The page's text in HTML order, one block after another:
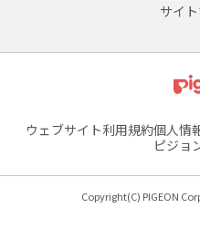
サイ
ウェブサイト利用規約個人情
ピジョ
Copyright(C) PIGEON